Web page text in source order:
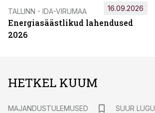
TALLINN - IDA-VIRUMAA
Energiasäästlikud lahendused
2026
16.09.2026
HETKEL KUUM
MAJANDUSTULEMUSED
SUUR LUGU